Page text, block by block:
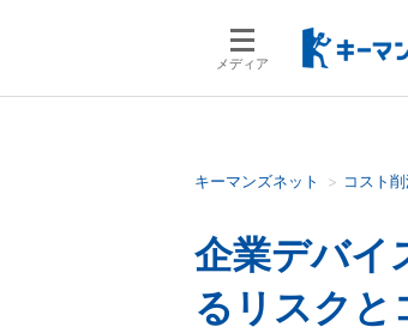
メディア
検索語を入力
キーマンズネット コスト
企業デバ
るリスクと